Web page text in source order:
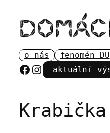
obsah
o nás fenomén DU
Facebook
Instagram
aktuální